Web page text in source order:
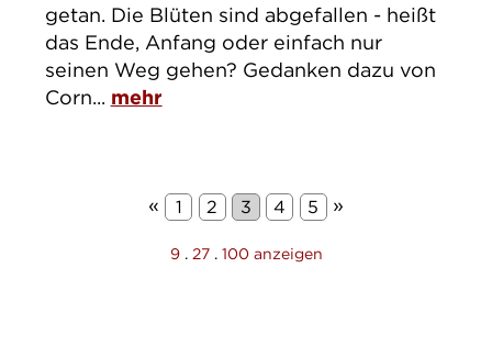
getan. Die Blüten sind abgefallen - heißt
das Ende, Anfang oder einfach nur
seinen Weg gehen? Gedanken dazu von
Corn... mehr
« 1 2 3 4 5 »
9. 27. 100 anzeigen